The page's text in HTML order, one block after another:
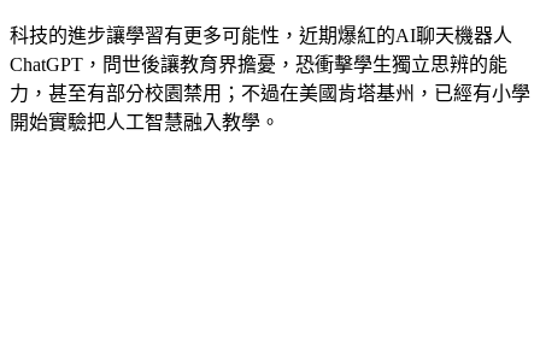
科技的進步讓學習有更多可能性，近期爆紅的AI聊天機器人
ChatGPT，問世後讓教育界擔憂，恐衝擊學生獨立思辨的能
力，甚至有部分校園禁用；不過在美國肯塔基州，已經有小學
開始實驗把人工智慧融入教學。